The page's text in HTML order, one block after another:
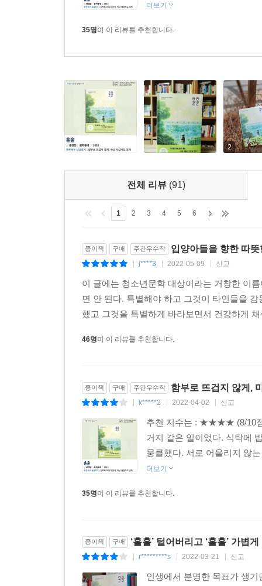
사실을. 저도 모르는 새 상대에게 무언가를 바라
조금씩 서로에게 당연한 존재가 되어 간다.
곁을 든든히 지키는 미희도, 유리와 비슷한 듯
않는 무게는 어느 정도인지, 그 무게에 기대고
관계는 그 자체로 위로가 되는 것이 아닌지. 질문
방법은 하나뿐일지 모른다고. 마음과 마음은
괜찮다고.
촉촉하고 따스한 손이 백 마디의 말, 천 개의 눈빛
_작가의 말에서
더보기
35명이 이 리뷰를 추천합니다.
2
전체 리뷰 (91)
1 2 3 4 5 6
종이책 구매 주간우수작 입양아들을 향한 따
j****3 2022-05-09 신고
이 글에는 청소년문학 대상이라는 거창한 이
면 안 된다. 특별해야 하고 그것이 타인들을
했고 그것을 특별하게 바라보면서 건강하게
46명이 이 리뷰를 추천합니다.
종이책 구매 주간우수작 함부로 뜨겁지 않게,
k*****2 2022-04-02 신고
추천 지수는 : ★★★★ (8/10점
거지 같은 일이었다. 식탁에
뭉클했다. 서로 어울리지 않
더보기
35명이 이 리뷰를 추천합니다.
종이책 구매 ‘훌훌’ 털어버리고 ‘훌훌’ 가볍게
r*********s 2022-03-21 신고
인생에서 분명한 목표가 생